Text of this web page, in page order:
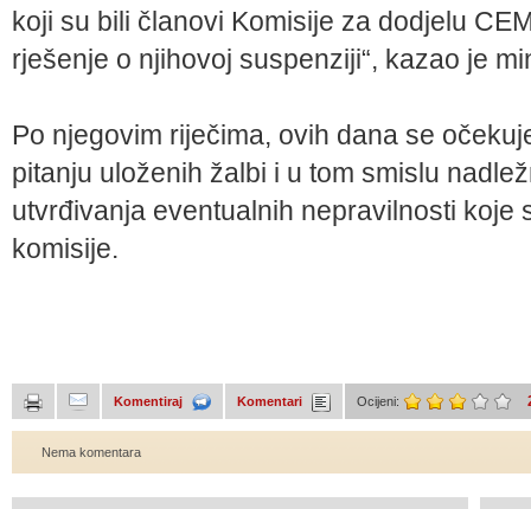
koji su bili članovi Komisije za dodjelu
rješenje o njihovoj suspenziji“, kazao je
Po njegovim riječima, ovih dana se
pitanju uloženih žalbi i u tom smislu
utvrđivanja eventualnih nepravilnosti koje
komisije.
Komentiraj Komentari Ocijeni:
Nema komentara